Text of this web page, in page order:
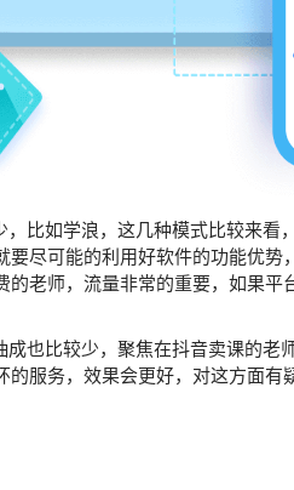
如学浪，这几种模式比较来看
尽可能的利用好软件的功能优
老师，流量非常的重要，如果
比较少，聚焦在抖音卖课的老
服务，效果会更好，对这方面有